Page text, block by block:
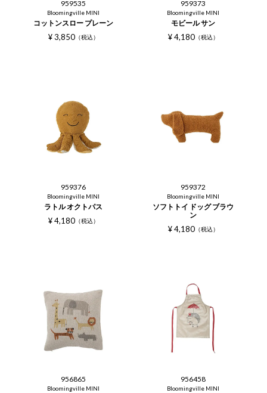
959535
Bloomingville MINI
コットンスロー プレーン
¥ 3,850 税込
959373
Bloomingville MINI
モビール サン
¥ 4,180 税込
959376
Bloomingville MINI
ラトル オクトパス
¥ 4,180 税込
959372
Bloomingville MINI
ソフトトイ ドッグ ブラウ
ン
¥ 4,180 税込
956865
Bloomingville MINI
956458
Bloomingville MINI